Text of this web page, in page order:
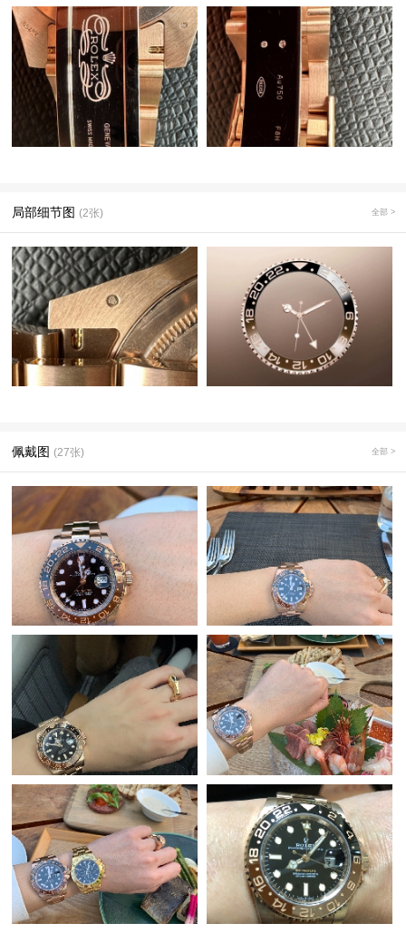
局部细节图 (2张) 全部 >
佩戴图 (27张) 全部 >